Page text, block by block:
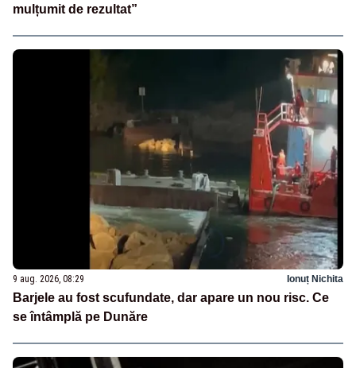
mulțumit de rezultat”
9 aug. 2026, 08:29 Ionuț Nichita
Barjele au fost scufundate, dar apare un nou risc. Ce
se întâmplă pe Dunăre